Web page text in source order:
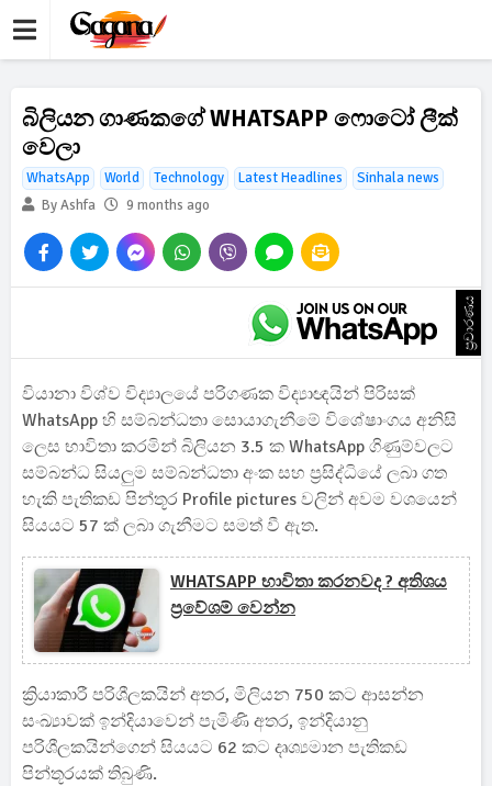
බිලියන ගාණකගේ WHATSAPP ෆොටෝ ලීක්
වෙලා
WhatsApp World Technology Latest Headlines
Sinhala news
By Ashfa
9 months ago
ප්‍රචාරණය
වියානා විශ්ව විද්‍යාලයේ පරිගණක විද්‍යාඥයින් පිරිසක්
WhatsApp හි සම්බන්ධතා සොයාගැනීමේ විශේෂාංගය අනිසි
ලෙස භාවිතා කරමින් බිලියන 3.5 ක WhatsApp ගිණුම්වලට
සම්බන්ධ සියලුම සම්බන්ධතා අංක සහ ප්‍රසිද්ධියේ ලබා ගත
හැකි පැතිකඩ පින්තූර Profile pictures වලින් අවම වශයෙන්
සියයට 57 ක් ලබා ගැනීමට සමත් වී ඇත.
WHATSAPP භාවිතා කරනවද ? අතිශය
ප්‍රවේශම් වෙන්න
ක්‍රියාකාරී පරිශීලකයින් අතර, මිලියන 750 කට ආසන්න
සංඛ්‍යාවක් ඉන්දියාවෙන් පැමිණි අතර, ඉන්දියානු
පරිශීලකයින්ගෙන් සියයට 62 කට දෘශ්‍යමාන පැතිකඩ
පින්තූරයක් තිබුණි.